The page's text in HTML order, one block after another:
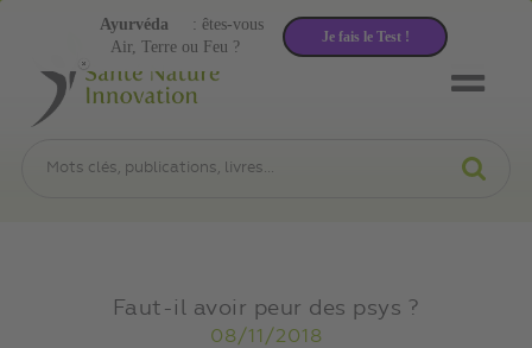
Faut-il avoir peur des psys ?
08/11/2018
Air, Terre ou Feu ?
Ayurvéda : êtes-vous
Je fais le Test !